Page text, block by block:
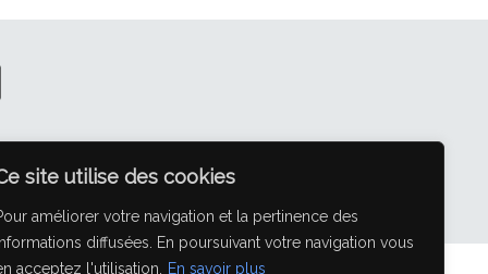
site utilise des cookies
améliorer votre navigation et la pertinence des
diffusées. En poursuivant votre navigation vous
acceptez l'utilisation.
En savoir plus
+33 1 40 40 96 10